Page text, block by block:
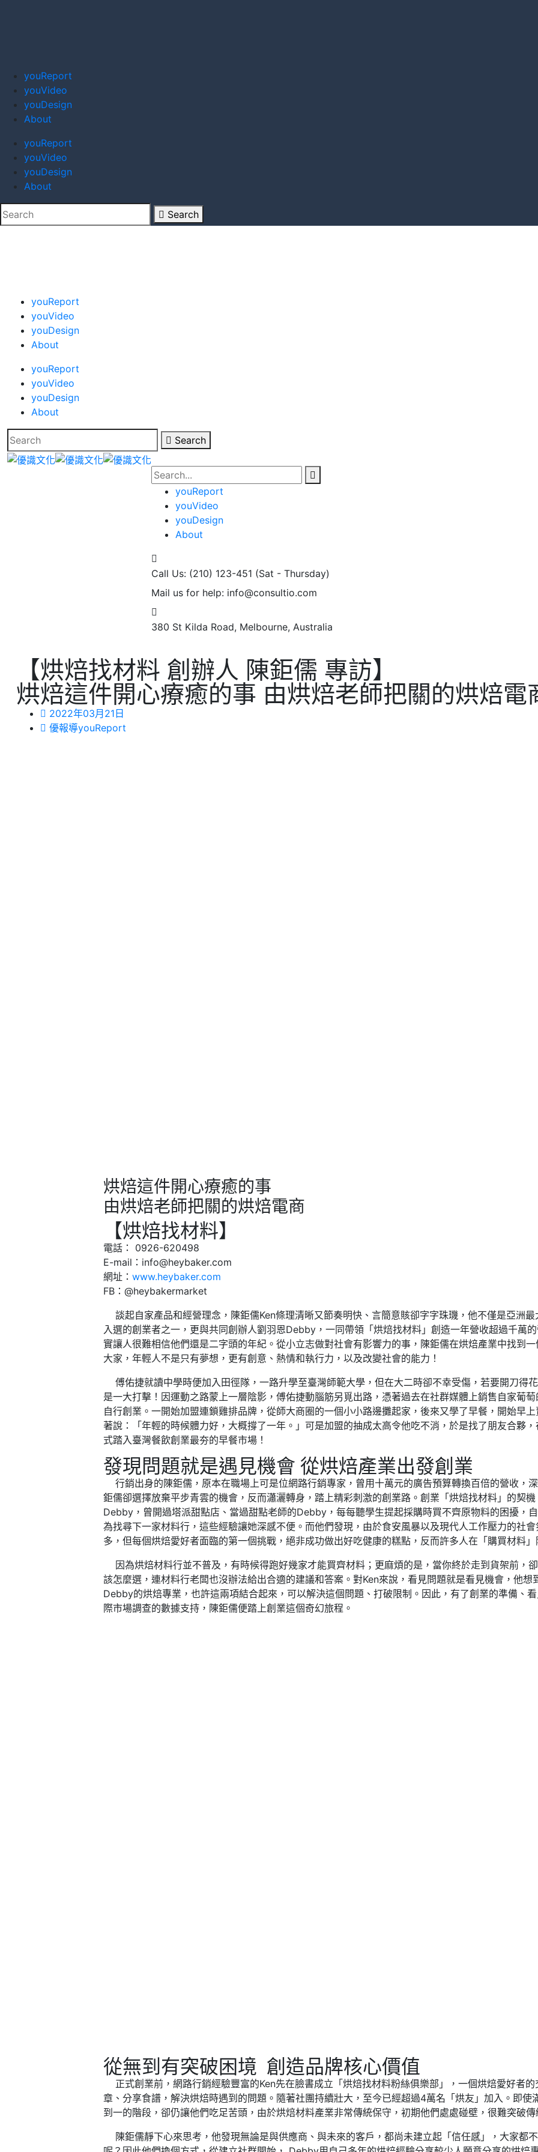
youReport
youVideo
youDesign
About
youReport
youVideo
youDesign
About
Search
youReport
youVideo
youDesign
About
youReport
youVideo
youDesign
About
Search
youReport
youVideo
youDesign
About
Call Us: (210) 123-451 (Sat - Thursday)
Mail us for help: info@consultio.com
380 St Kilda Road, Melbourne, Australia
【烘焙找材料 創辦人 陳鉅儒 專訪】
烘焙這件開心療癒的事 由烘焙老師把關的烘焙電
2022年03月21日
優報導youReport
烘焙這件開心療癒的事
由烘焙老師把關的烘焙電商
【烘焙找材料】
電話： 0926-620498
E-mail：info@heybaker.com
網址： www.heybaker.com
FB：@heybakermarket
談起自家產品和經營理念，陳鉅儒Ken條理清晰又節奏明快、言簡意賅卻字字珠璣，他不僅是亞洲
入選的創業者之一，更與共同創辦人劉羽恩Debby，一同帶領「烘焙找材料」創造一年營收超過千萬
實讓人很難相信他們還是二字頭的年紀。從小立志做對社會有影響力的事，陳鉅儒在烘焙產業中找到
大家，年輕人不是只有夢想，更有創意、熱情和執行力，以及改變社會的能力！
傅佑捷就讀中學時便加入田徑隊，一路升學至臺灣師範大學，但在大二時卻不幸受傷，若要開刀得
是一大打擊！因運動之路蒙上一層陰影，傅佑捷動腦筋另覓出路，憑著過去在社群媒體上銷售自家葡
自行創業。一開始加盟連鎖雞排品牌，從師大商圈的一個小小路邊攤起家，後來又學了早餐，開始早
著說：「年輕的時候體力好，大概撐了一年。」可是加盟的抽成太高令他吃不消，於是找了朋友合夥
式踏入臺灣餐飲創業最夯的早餐市場！
發現問題就是遇見機會 從烘焙產業出發創業
行銷出身的陳鉅儒，原本在職場上可是位網路行銷專家，曾用十萬元的廣告預算轉換百倍的營收，
鉅儒卻選擇放棄平步青雲的機會，反而瀟灑轉身，踏上精彩刺激的創業路。創業「烘焙找材料」的契
Debby，曾開過塔派甜點店、當過甜點老師的Debby，每每聽學生提起採購時買不齊原物料的困擾，
為找尋下一家材料行，這些經驗讓她深感不便。而他們發現，由於食安風暴以及現代人工作壓力的社
多，但每個烘焙愛好者面臨的第一個挑戰，絕非成功做出好吃健康的糕點，反而許多人在「購買材料
因為烘焙材料行並不普及，有時候得跑好幾家才能買齊材料；更麻煩的是，當你終於走到貨架前，
該怎麼選，連材料行老闆也沒辦法給出合適的建議和答案。對Ken來說，看見問題就是看見機會，他
Debby的烘焙專業，也許這兩項結合起來，可以解決這個問題、打破限制。因此，有了創業的準備、
際市場調查的數據支持，陳鉅儒便踏上創業這個奇幻旅程。
從無到有突破困境 創造品牌核心價值
正式創業前，網路行銷經驗豐富的Ken先在臉書成立「烘焙找材料粉絲俱樂部」，一個烘焙愛好者
章、分享食譜，解決烘焙時遇到的問題。隨著社團持續壯大，至今已經超過4萬名「烘友」加入。即使
到一的階段，卻仍讓他們吃足苦頭，由於烘焙材料產業非常傳統保守，初期他們處處碰壁，很難突破
陳鉅儒靜下心來思考，他發現無論是與供應商、與未來的客戶，都尚未建立起「信任感」，大家都